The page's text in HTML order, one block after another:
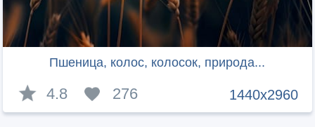
Пшеница, колос, колосок, природа...
1440x2960
4.8 276